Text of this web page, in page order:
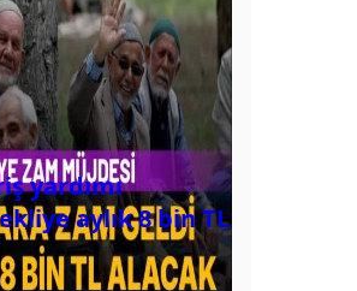
yardımı
aylık 8 bin TL